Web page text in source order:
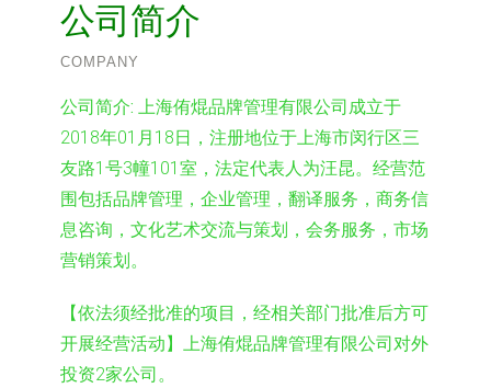
公司简介
COMPANY
公司简介: 上海侑焜品牌管理有限公司成立于
2018年01月18日，注册地位于上海市闵行区三
友路1号3幢101室，法定代表人为汪昆。经营范
围包括品牌管理，企业管理，翻译服务，商务信
息咨询，文化艺术交流与策划，会务服务，市场
营销策划。
【依法须经批准的项目，经相关部门批准后方可
开展经营活动】上海侑焜品牌管理有限公司对外
投资2家公司。